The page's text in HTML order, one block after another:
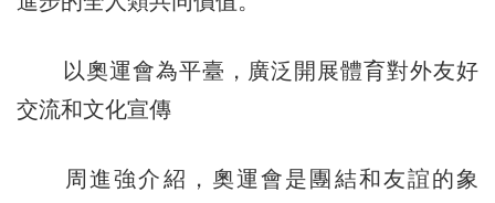
以奧運會為平臺，廣泛開展體育對外友好
交流和文化宣傳
周進強介紹，奧運會是團結和友誼的象